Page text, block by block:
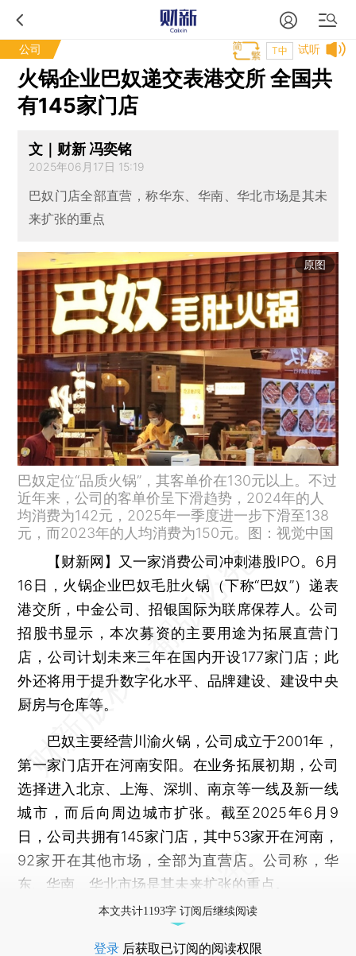
公司 试听
T中
火锅企业巴奴递交表港交所 全国共
有145家门店
文｜财新 冯奕铭
2025年06月17日 15:19
巴奴门店全部直营，称华东、华南、华北市场是其未
来扩张的重点
原图
巴奴定位“品质火锅”，其客单价在130元以上。不过
近年来，公司的客单价呈下滑趋势，2024年的人
均消费为142元，2025年一季度进一步下滑至138
元，而2023年的人均消费为150元。图：视觉中国
【财新网】 又一家消费公司冲刺港股IPO。6月
16日，火锅企业巴奴毛肚火锅（下称“巴奴”）递表
港交所，中金公司、招银国际为联席保荐人。公司
招股书显示，本次募资的主要用途为拓展直营门
店，公司计划未来三年在国内开设177家门店；此
外还将用于提升数字化水平、品牌建设、建设中央
厨房与仓库等。
巴奴主要经营川渝火锅，公司成立于2001年，
第一家门店开在河南安阳。在业务拓展初期，公司
选择进入北京、上海、深圳、南京等一线及新一线
城市，而后向周边城市扩张。截至2025年6月9
日，公司共拥有145家门店，其中53家开在河南，
92家开在其他市场，全部为直营店。公司称，华
东、华南、华北市场是其未来扩张的重点。
本文共计1193字 订阅后继续阅读
登录 后获取已订阅的阅读权限